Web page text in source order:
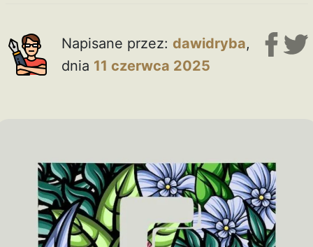
Napisane przez: dawidryba,
dnia 11 czerwca 2025